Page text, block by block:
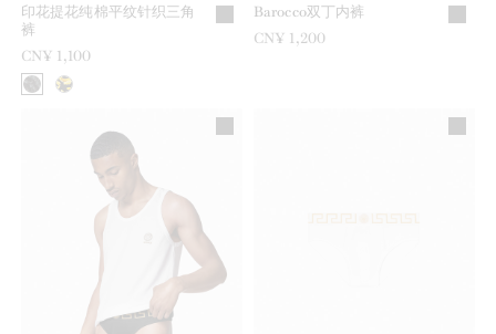
印花提花纯棉平纹针织三角
裤
CN¥ 1,100
Barocco双丁内裤
CN¥ 1,200